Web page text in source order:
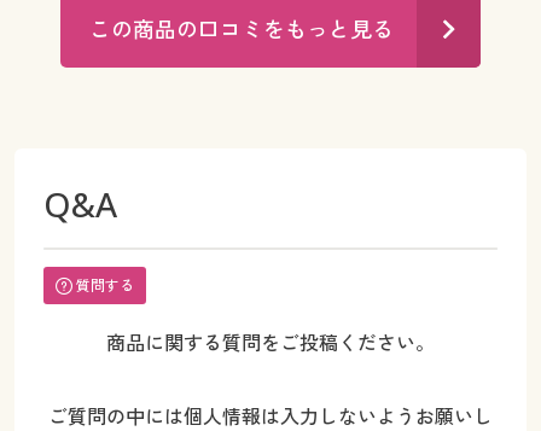
この商品の口コミをもっと見る
Q&A
質問する
商品に関する質問をご投稿ください。
ご質問の中には個人情報は入力しないようお願いし